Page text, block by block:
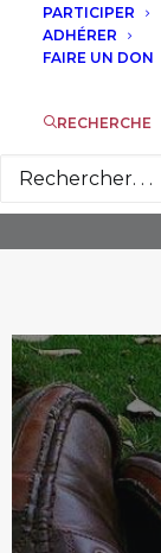
PARTICIPER
ADHÉRER
FAIRE UN DON
RECHERCHE